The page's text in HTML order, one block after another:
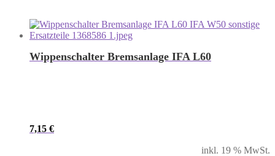
Wippenschalter Bremsanlage IFA L60
7,15 €
inkl. 19 % MwSt.